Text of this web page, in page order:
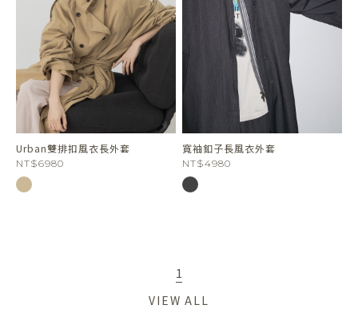
Urban雙排扣風衣長外套
NT$6980
寬袖釦子長風衣外套
NT$4980
1
VIEW ALL